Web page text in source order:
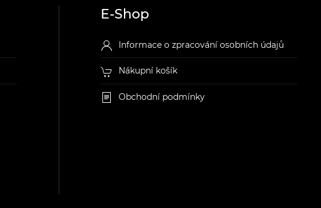
E-Shop
Informace o zpracování osobních údajů
Nákupní košík
Obchodní podmínky